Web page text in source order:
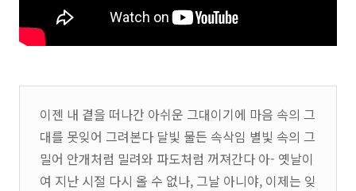
이젠 내 곁을 떠나간 아쉬운 그대이기에 마음 속의 그
대를 못잊어 그려본다 달빛 물든 속삭임 별빛 속의 그
밀어 안개처럼 밀려와 파도처럼 꺼져간다 아- 옛날이
여 지난 시절 다시 올 수 없나, 그날 아니야, 이제는 잊